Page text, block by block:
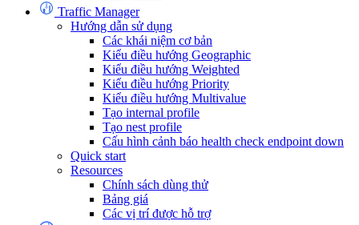
Traffic Manager
Hướng dẫn sử dụng
Các khái niệm cơ bản
Kiểu điều hướng Geographic
Kiểu điều hướng Weighted
Kiểu điều hướng Priority
Kiểu điều hướng Multivalue
Tạo internal profile
Tạo nest profile
Cấu hình cảnh báo health check endpoint down
Quick start
Resources
Chính sách dùng thử
Bảng giá
Các vị trí được hỗ trợ